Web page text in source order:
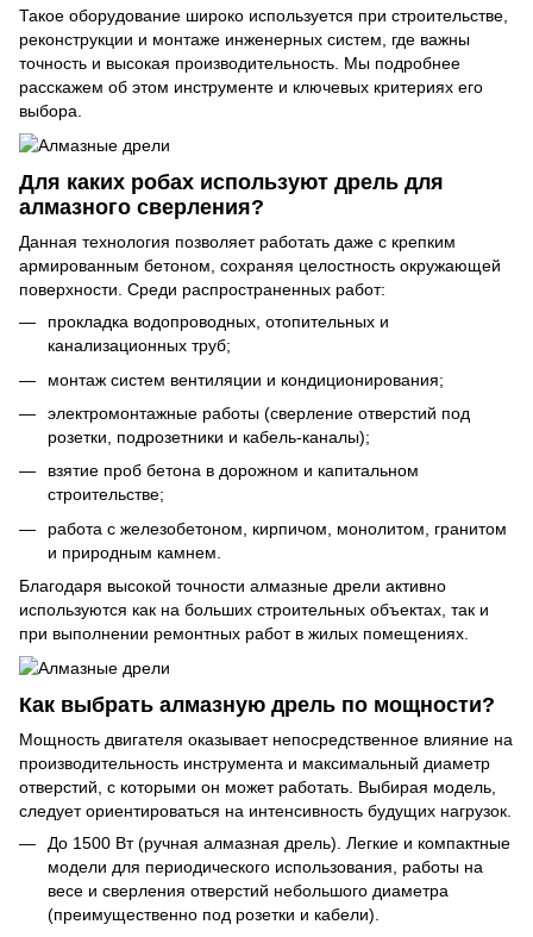
Такое оборудование широко используется при строительстве,
реконструкции и монтаже инженерных систем, где важны
точность и высокая производительность. Мы подробнее
расскажем об этом инструменте и ключевых критериях его
выбора.
Для каких робах используют дрель для
алмазного сверления?
Данная технология позволяет работать даже с крепким
армированным бетоном, сохраняя целостность окружающей
поверхности. Среди распространенных работ:
прокладка водопроводных, отопительных и
канализационных труб;
монтаж систем вентиляции и кондиционирования;
электромонтажные работы (сверление отверстий под
розетки, подрозетники и кабель-каналы);
взятие проб бетона в дорожном и капитальном
строительстве;
работа с железобетоном, кирпичом, монолитом, гранитом
и природным камнем.
Благодаря высокой точности алмазные дрели активно
используются как на больших строительных объектах, так и
при выполнении ремонтных работ в жилых помещениях.
Как выбрать алмазную дрель по мощности?
Мощность двигателя оказывает непосредственное влияние на
производительность инструмента и максимальный диаметр
отверстий, с которыми он может работать. Выбирая модель,
следует ориентироваться на интенсивность будущих нагрузок.
До 1500 Вт (ручная алмазная дрель). Легкие и компактные
модели для периодического использования, работы на
весе и сверления отверстий небольшого диаметра
(преимущественно под розетки и кабели).